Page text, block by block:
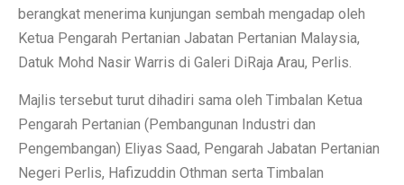
berangkat menerima kunjungan sembah mengadap oleh
Ketua Pengarah Pertanian Jabatan Pertanian Malaysia,
Datuk Mohd Nasir Warris di Galeri DiRaja Arau, Perlis.
Majlis tersebut turut dihadiri sama oleh Timbalan Ketua
Pengarah Pertanian (Pembangunan Industri dan
Pengembangan) Eliyas Saad, Pengarah Jabatan Pertanian
Negeri Perlis, Hafizuddin Othman serta Timbalan